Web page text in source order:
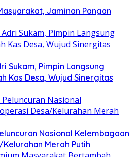
Jaminan Pangan
Sukam, Pimpin Langsung
Kas Desa, Wujud Sinergitas
Nasional Kelembagaan
Merah Putih